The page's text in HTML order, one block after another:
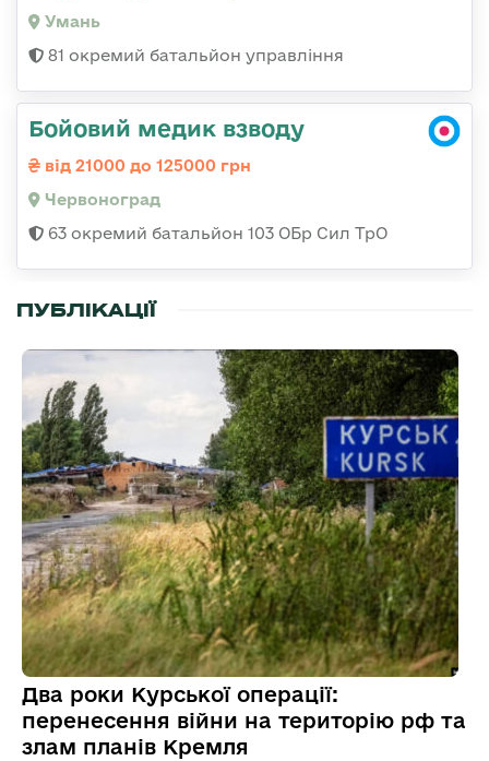
Умань
81 окремий батальйон управління
Бойовий медик взводу
від 21000 до 125000 грн
Червоноград
63 окремий батальйон 103 ОБр Сил ТрО
ПУБЛІКАЦІЇ
Два роки Курської операції:
перенесення війни на територію рф та
злам планів Кремля